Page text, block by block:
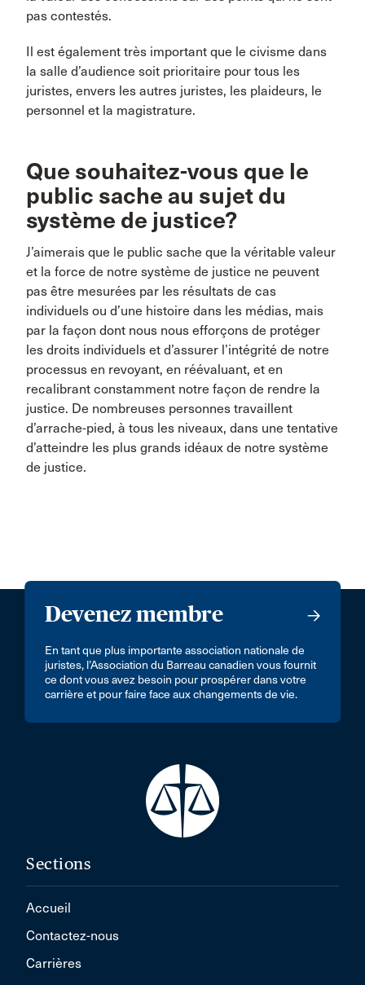
pas contestés.
Il est également très important que le civisme dans
la salle d’audience soit prioritaire pour tous les
juristes, envers les autres juristes, les plaideurs, le
personnel et la magistrature.
Que souhaitez-vous que le
public sache au sujet du
système de justice?
J’aimerais que le public sache que la véritable valeur
et la force de notre système de justice ne peuvent
pas être mesurées par les résultats de cas
individuels ou d’une histoire dans les médias, mais
par la façon dont nous nous efforçons de protéger
les droits individuels et d’assurer l’intégrité de notre
processus en revoyant, en réévaluant, et en
recalibrant constamment notre façon de rendre la
justice. De nombreuses personnes travaillent
d’arrache-pied, à tous les niveaux, dans une tentative
d’atteindre les plus grands idéaux de notre système
de justice.
Devenez membre
En tant que plus importante association nationale de
juristes, l’Association du Barreau canadien vous fournit
ce dont vous avez besoin pour prospérer dans votre
carrière et pour faire face aux changements de vie.
Sections
Accueil
Contactez-nous
Carrières